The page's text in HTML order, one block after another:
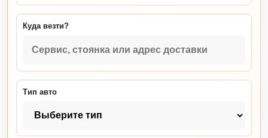
Куда везти?
Тип авто